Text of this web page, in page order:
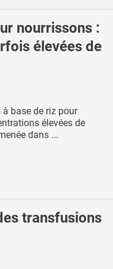
nourrissons :
élevées de
base de riz pour
élevées de
dans ...
transfusions